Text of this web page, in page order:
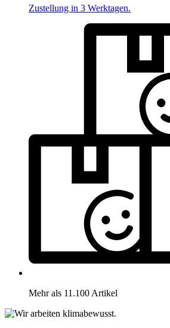
Zustellung in 3 Werktagen.
Mehr als 11.100 Artikel